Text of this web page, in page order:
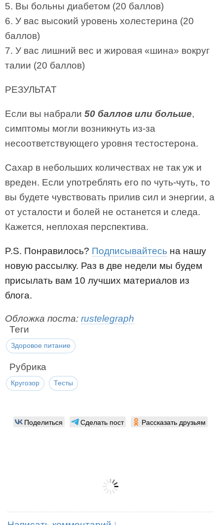
5. Вы больны диабетом (20 баллов)
6. У вас высокий уровень холестерина (20
баллов)
7. У вас лишний вес и жировая «шина» вокруг
талии (20 баллов)
РЕЗУЛЬТАТ
Если вы набрали 50 баллов или больше,
симптомы могли возникнуть из-за
несоответствующего уровня тестостерона.
Сахар в небольших количествах не так уж и
вреден. Если употреблять его по чуть-чуть, то
вы будете чувствовать прилив сил и энергии, а
от усталости и болей не останется и следа.
Кажется, неплохая перспектива.
P.S. Понравилось? Подписывайтесь на нашу
новую рассылку. Раз в две недели мы будем
присылать вам 10 лучших материалов из
блога.
Обложка поста: rustelegraph
Теги
Здоровое питание
Рубрика
Кругозор Тесты
Поделиться Сделать пост Рассказать друзьям